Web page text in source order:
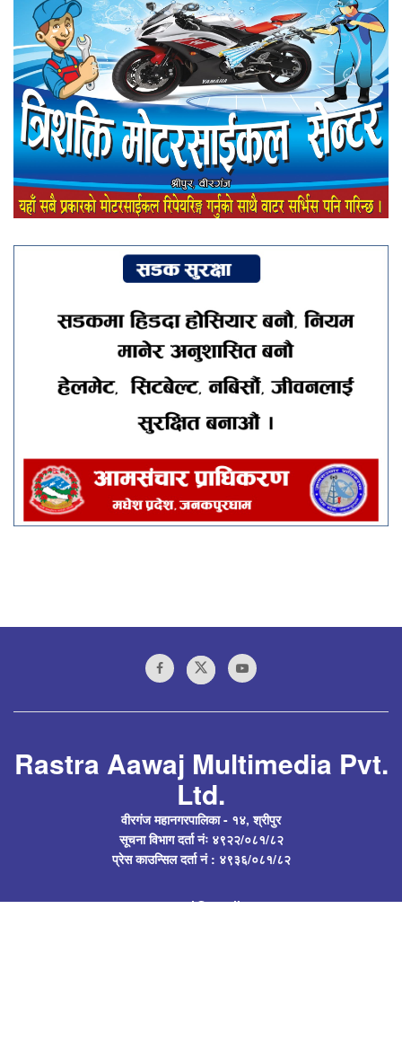
Rastra Aawaj Multimedia Pvt.
Ltd.
वीरगंज महानगरपालिका - १४, श्रीपुर
सूचना विभाग दर्ता नंः ४९२२/०८१/८२
प्रेस काउन्सिल दर्ता नं : ४९३६/०८१/८२
rastraawaj@gmail.com